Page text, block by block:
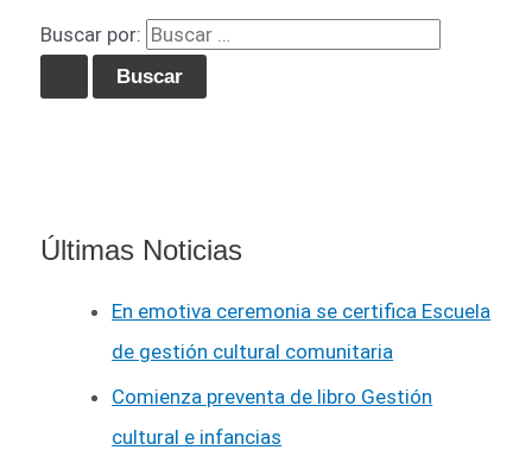
Buscar por:
Últimas Noticias
En emotiva ceremonia se certifica Escuela
de gestión cultural comunitaria
Comienza preventa de libro Gestión
cultural e infancias